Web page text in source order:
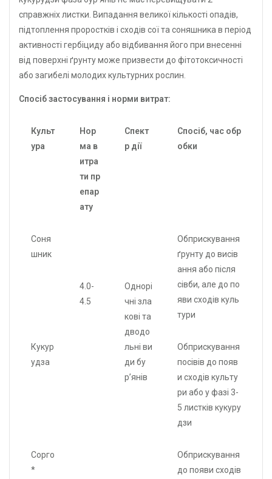
справжніх листки. Випадання великої кількості опадів,
підтоплення проростків і сходів сої та соняшника в період
активності гербіциду або відбивання його при внесенні
від поверхні ґрунту може призвести до фітотоксичності
або загибелі молодих культурних рослин.
Спосіб застосування і норми витрат:
Культ
ура
Нор
ма в
итра
ти пр
епар
ату
Спект
р дії
Спосіб, час обр
обки
Соня
шник
4.0-
4.5
Однорі
чні зла
кові та
дводо
льні ви
ди бу
р’янів
Обприскування
ґрунту до висів
ання або після
сівби, але до по
яви сходів куль
тури
Кукур
удза
Обприскування
посівів до появ
и сходів культу
ри або у фазі 3-
5 листків кукуру
дзи
Сорго
*
Обприскування
до появи сходів